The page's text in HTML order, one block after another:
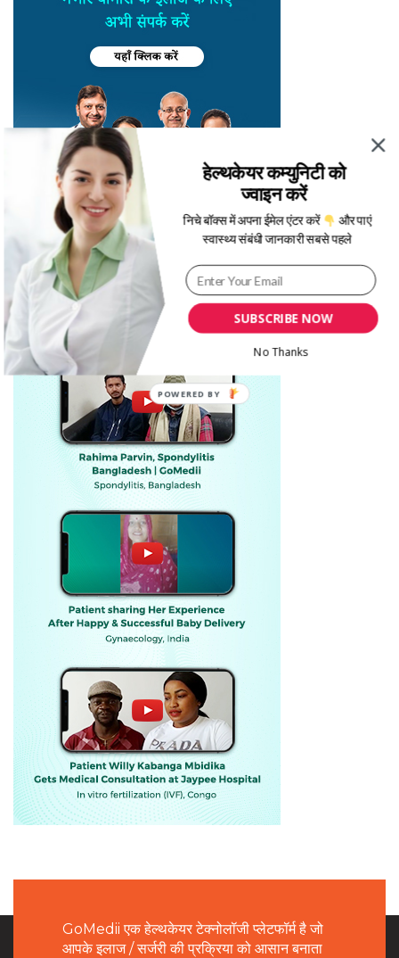
GoMedii एक हेल्थकेयर टेक्नोलॉजी प्लेटफॉर्म है जो
आपके इलाज / सर्जरी की प्रक्रिया को आसान बनाता
SUBSCRIBE NOW
हेल्थकेयर कम्युनिटी को
ज्वाइन करें
निचे बॉक्स में अपना ईमेल एंटर करें और पाएं
स्वास्थ्य संबंधी जानकारी सबसे पहले
No Thanks
POWERED BY